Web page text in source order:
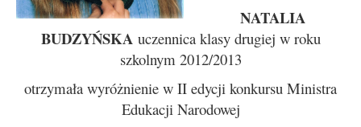
NATALIA
BUDZYŃSKAuczennica klasy drugiej w roku
szkolnym 2012/2013
otrzymała wyróżnienie w II edycji konkursu Ministra
Edukacji Narodowej